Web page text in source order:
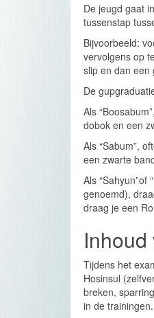
De jeugd gaat
tussenstap
Bijvoorbeeld:
vervolgens op
slip en dan een
De
Als
dobok en een
Als “Sabum”,
een zwarte
Als
genoemd),
draag je een
Tijdens het
Hosinsul
breken,
in de trainingen.